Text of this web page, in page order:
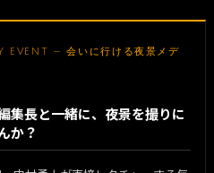
EVENT — 会いに行ける夜景メデ
集長と一緒に、夜景を撮りに
か？